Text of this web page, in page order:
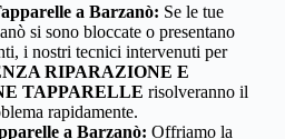
a Barzanò: Se le tue
si sono bloccate o presentano
i nostri tecnici intervenuti per
RIPARAZIONE E
TAPPARELLE risolveranno il
rapidamente.
a Barzanò: Offriamo la